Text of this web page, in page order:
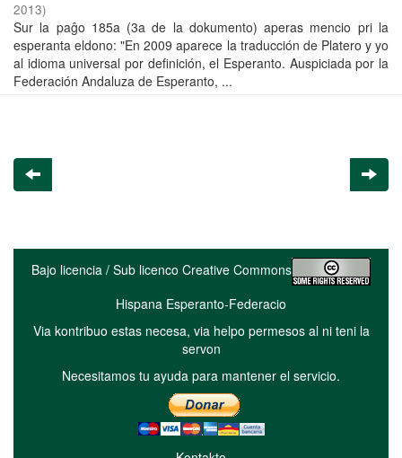
2013)
Sur la paĝo 185a (3a de la dokumento) aperas mencio pri la
esperanta eldono: "En 2009 aparece la traducción de Platero y yo
al idioma universal por definición, el Esperanto. Auspiciada por la
Federación Andaluza de Esperanto, ...
Bajo licencia / Sub licenco Creative Commons
Hispana Esperanto-Federacio
Via kontribuo estas necesa, via helpo permesos al ni teni la
servon
Necesitamos tu ayuda para mantener el servicio.